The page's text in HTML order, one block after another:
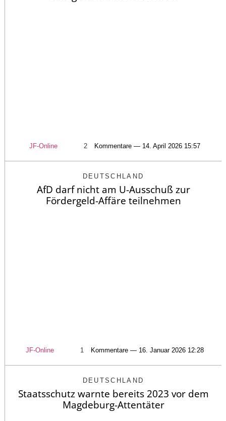
JF-Online 2 Kommentare — 14. April 2026 15:57
DEUTSCHLAND
AfD darf nicht am U-Ausschuß zur
Fördergeld-Affäre teilnehmen
JF-Online 1 Kommentare — 16. Januar 2026 12:28
DEUTSCHLAND
Staatsschutz warnte bereits 2023 vor dem
Magdeburg-Attentäter